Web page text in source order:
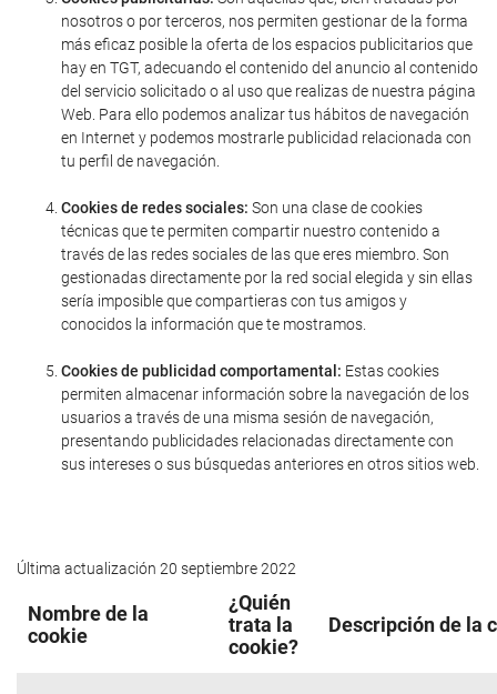
nosotros o por terceros, nos permiten gestionar de la forma
más eficaz posible la oferta de los espacios publicitarios que
hay en TGT, adecuando el contenido del anuncio al contenido
del servicio solicitado o al uso que realizas de nuestra página
Web. Para ello podemos analizar tus hábitos de navegación
en Internet y podemos mostrarle publicidad relacionada con
tu perfil de navegación.
Cookies de redes sociales: Son una clase de cookies
técnicas que te permiten compartir nuestro contenido a
través de las redes sociales de las que eres miembro. Son
gestionadas directamente por la red social elegida y sin ellas
sería imposible que compartieras con tus amigos y
conocidos la información que te mostramos.
Cookies de publicidad comportamental: Estas cookies
permiten almacenar información sobre la navegación de los
usuarios a través de una misma sesión de navegación,
presentando publicidades relacionadas directamente con
sus intereses o sus búsquedas anteriores en otros sitios web.
Última actualización 20 septiembre 2022
Nombre de la
cookie
¿Quién
trata la
cookie?
Descripción de la